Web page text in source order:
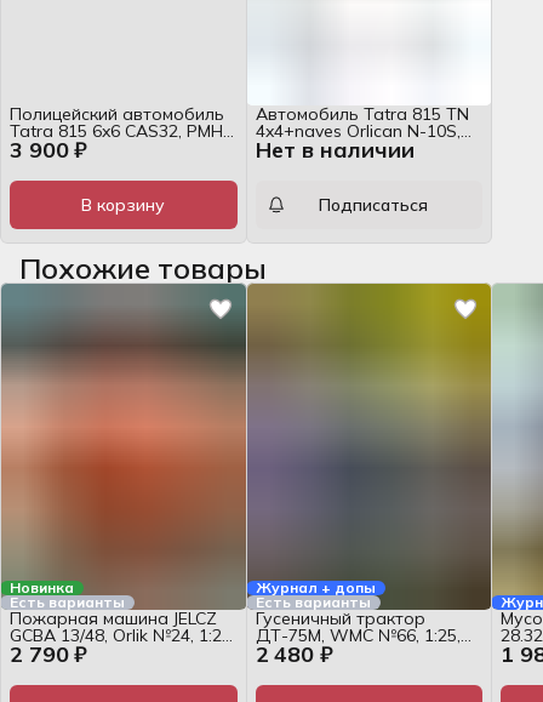
3 900 ₽
Полицейский автомобиль
Tatra 815 6x6 CAS32, PMHT
№16, 1:25, журнал
В корзину
Нет в наличии
Автомобиль Tatra 815 TN
4x4+naves Orlican N-10S,
PMHT, 1:50, журнал
Подписаться
Похожие товары
Новинка
Есть варианты
2 790 ₽
Пожарная машина JELCZ
GCBA 13/48, Orlik №24, 1:25,
журнал
Журнал + допы
Есть варианты
2 480 ₽
Гусеничный трактор
ДТ-75М, WMC №66, 1:25,
набор для сборки 1